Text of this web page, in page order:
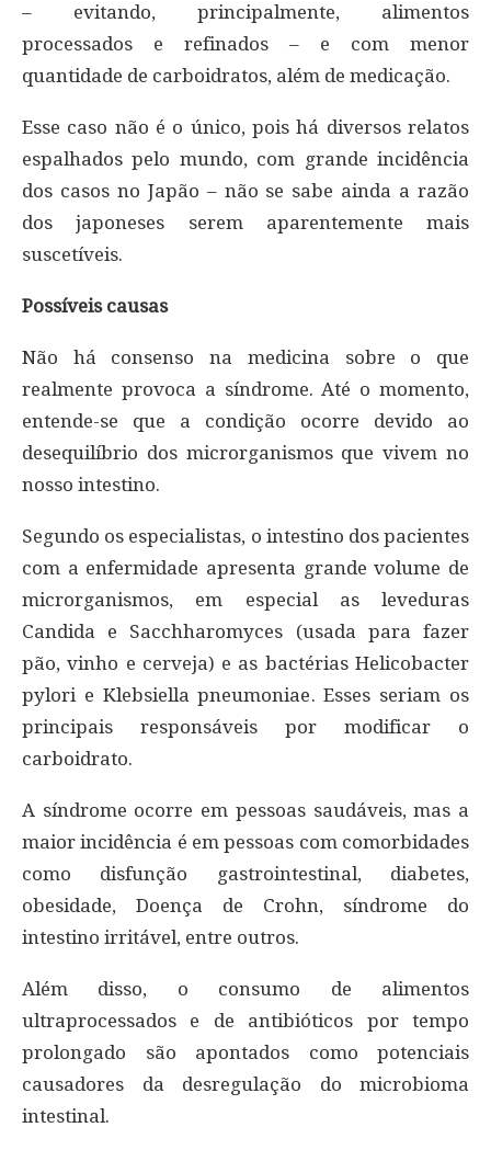
– evitando, principalmente, alimentos
processados e refinados – e com menor
quantidade de carboidratos, além de medicação.
Esse caso não é o único, pois há diversos relatos
espalhados pelo mundo, com grande incidência
dos casos no Japão – não se sabe ainda a razão
dos japoneses serem aparentemente mais
suscetíveis.
Possíveis causas
Não há consenso na medicina sobre o que
realmente provoca a síndrome. Até o momento,
entende-se que a condição ocorre devido ao
desequilíbrio dos microrganismos que vivem no
nosso intestino.
Segundo os especialistas, o intestino dos pacientes
com a enfermidade apresenta grande volume de
microrganismos, em especial as leveduras
Candida e Sacchharomyces (usada para fazer
pão, vinho e cerveja) e as bactérias Helicobacter
pylori e Klebsiella pneumoniae. Esses seriam os
principais responsáveis por modificar o
carboidrato.
A síndrome ocorre em pessoas saudáveis, mas a
maior incidência é em pessoas com comorbidades
como disfunção gastrointestinal, diabetes,
obesidade, Doença de Crohn, síndrome do
intestino irritável, entre outros.
Além disso, o consumo de alimentos
ultraprocessados e de antibióticos por tempo
prolongado são apontados como potenciais
causadores da desregulação do microbioma
intestinal.